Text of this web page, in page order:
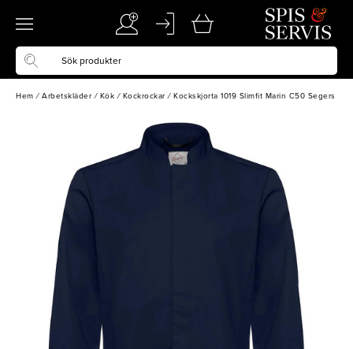
Hem / Arbetskläder / Kök / Kockrockar / Kockskjorta 1019 Slimfit Marin C50 Segers